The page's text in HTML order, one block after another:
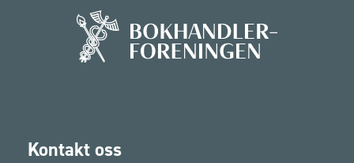
Kontakt oss